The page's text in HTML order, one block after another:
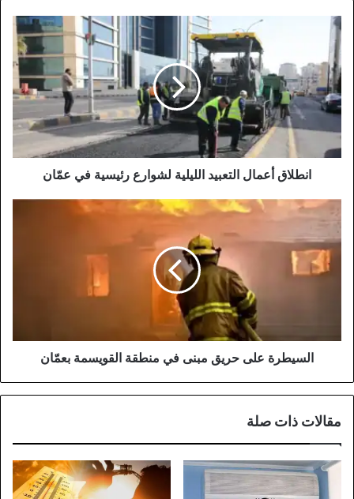
انطلاق
أعمال
التعبيد
الليلية
لشوارع
رئيسية
عمّان
انطلاق أعمال التعبيد الليلية لشوارع رئيسية في عمّان
السيطرة
على
حريق
مبنى
في
السيطرة على حريق مبنى في منطقة القويسمة بعمّان
مقالات ذات صلة